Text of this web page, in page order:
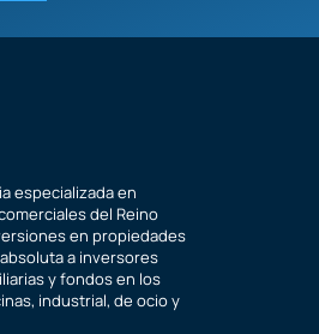
especializada en
del Reino
en propiedades
a inversores
y fondos en los
industrial, de ocio y